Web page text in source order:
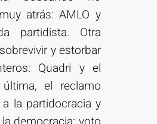
atrás: AMLO y
partidista. Otra
y estorbar
Quadri y el
el reclamo
la partidocracia y